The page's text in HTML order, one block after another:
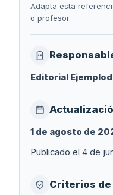
Adapta esta
o profesor.
Editorial
1 de agosto de
Publicado el 4 de
Criterios